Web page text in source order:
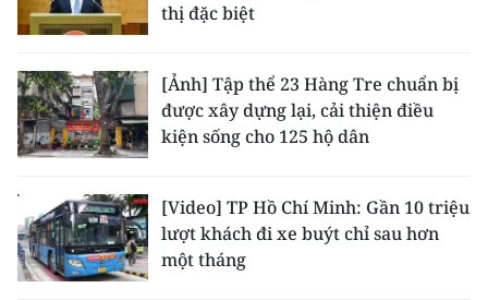
thị đặc biệt
[Ảnh] Tập thể 23 Hàng Tre chuẩn bị
được xây dựng lại, cải thiện điều
kiện sống cho 125 hộ dân
[Video] TP Hồ Chí Minh: Gần 10 triệu
lượt khách đi xe buýt chỉ sau hơn
một tháng